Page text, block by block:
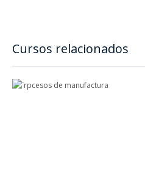
Cursos relacionados